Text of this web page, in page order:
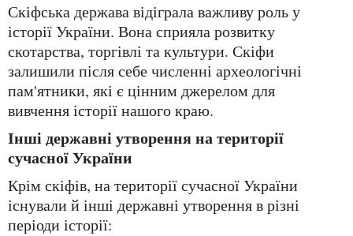
Скіфська держава відіграла важливу роль у
історії України. Вона сприяла розвитку
скотарства, торгівлі та культури. Скіфи
залишили після себе численні археологічні
пам'ятники, які є цінним джерелом для
вивчення історії нашого краю.
Інші державні утворення на території
сучасної України
Крім скіфів, на території сучасної України
існували й інші державні утворення в різні
періоди історії: